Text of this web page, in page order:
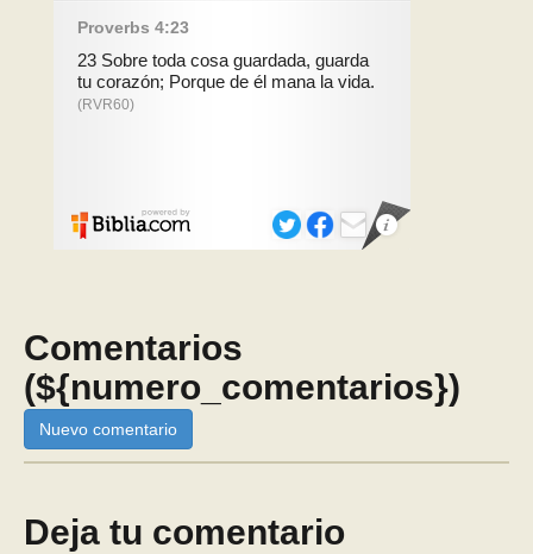
Comentarios
(${numero_comentarios})
Nuevo comentario
Deja tu comentario